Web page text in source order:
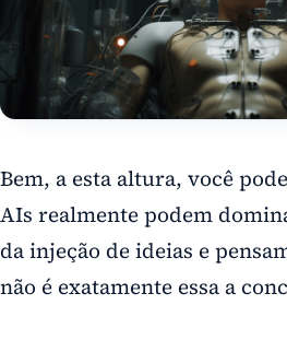
Bem, a esta altura, você
AIs realmente podem
da injeção de ideias e
não é exatamente essa a